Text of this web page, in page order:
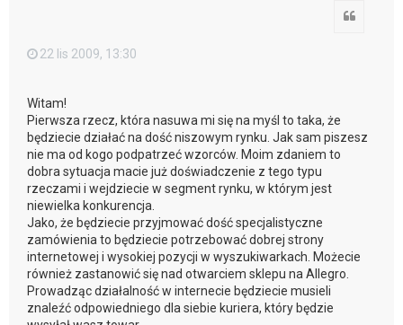
22 lis 2009, 13:30
Witam!
Pierwsza rzecz, która nasuwa mi się na myśl to taka, że
będziecie działać na dość niszowym rynku. Jak sam piszesz
nie ma od kogo podpatrzeć wzorców. Moim zdaniem to
dobra sytuacja macie już doświadczenie z tego typu
rzeczami i wejdziecie w segment rynku, w którym jest
niewielka konkurencja.
Jako, że będziecie przyjmować dość specjalistyczne
zamówienia to będziecie potrzebować dobrej strony
internetowej i wysokiej pozycji w wyszukiwarkach. Możecie
również zastanowić się nad otwarciem sklepu na Allegro.
Prowadząc działalność w internecie będziecie musieli
znaleźć odpowiedniego dla siebie kuriera, który będzie